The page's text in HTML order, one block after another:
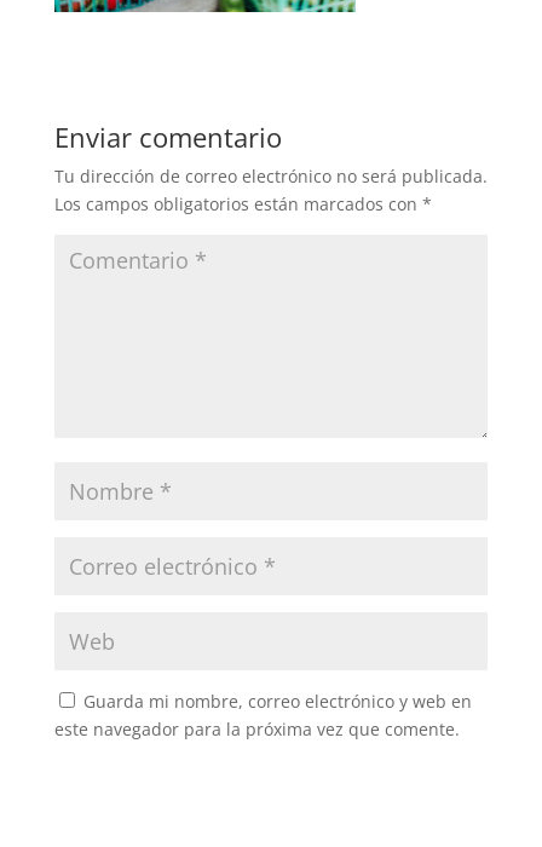
Enviar comentario
Tu dirección de correo electrónico no será publicada.
Los campos obligatorios están marcados con *
Guarda mi nombre, correo electrónico y web en
este navegador para la próxima vez que comente.